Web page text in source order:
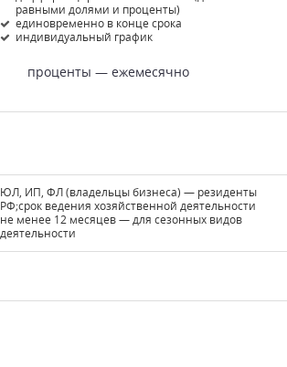
равными долями и проценты)
единовременно в конце срока
индивидуальный график
проценты — ежемесячно
ЮЛ, ИП, ФЛ (владельцы бизнеса) — резиденты
РФ;срок ведения хозяйственной деятельности
не менее 12 месяцев — для сезонных видов
деятельности